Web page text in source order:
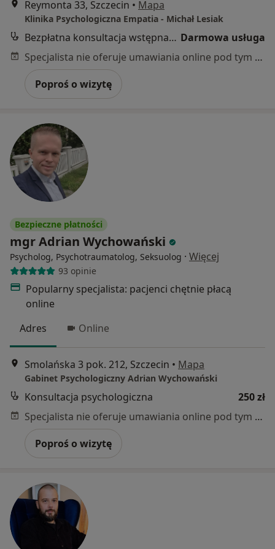
Reymonta 33, Szczecin • Mapa
Klinika Psychologiczna Empatia - Michał Lesiak
Bezpłatna konsultacja wstępna - telefoniczna Darmowa usługa
Specjalista nie oferuje umawiania online pod tym adresem.
Poproś o wizytę
Bezpieczne płatności
mgr Adrian Wychowański
Psycholog, Psychotraumatolog, Seksuolog · Więcej
93 opinie
Popularny specjalista: pacjenci chętnie płacą
online
Adres
Online
Smolańska 3 pok. 212, Szczecin • Mapa
Gabinet Psychologiczny Adrian Wychowański
Konsultacja psychologiczna
250 zł
Specjalista nie oferuje umawiania online pod tym adresem.
Poproś o wizytę